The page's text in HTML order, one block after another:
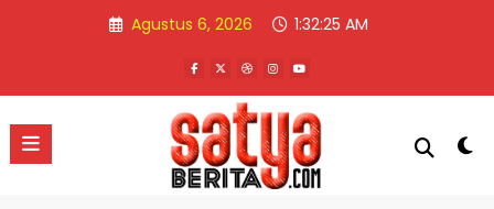
Agustus 6, 2026 1:32:25 AM